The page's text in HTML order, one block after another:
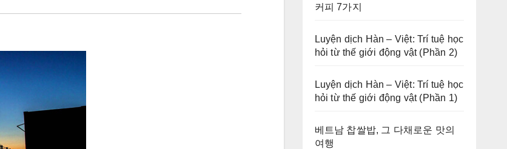
커피 7가지
Luyện dịch Hàn – Việt: Trí tuệ học
hỏi từ thế giới động vật (Phần 2)
Luyện dịch Hàn – Việt: Trí tuệ học
hỏi từ thế giới động vật (Phần 1)
베트남 찹쌀밥, 그 다채로운 맛의
여행